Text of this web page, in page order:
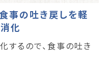
の吐き戻しを軽
化
するので、食事の吐き